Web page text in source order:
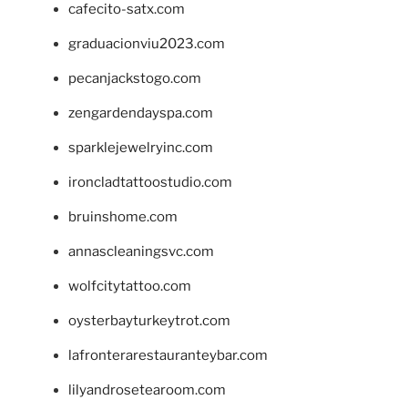
cafecito-satx.com
graduacionviu2023.com
pecanjackstogo.com
zengardendayspa.com
sparklejewelryinc.com
ironcladtattoostudio.com
bruinshome.com
annascleaningsvc.com
wolfcitytattoo.com
oysterbayturkeytrot.com
lafronterarestauranteybar.com
lilyandrosetearoom.com